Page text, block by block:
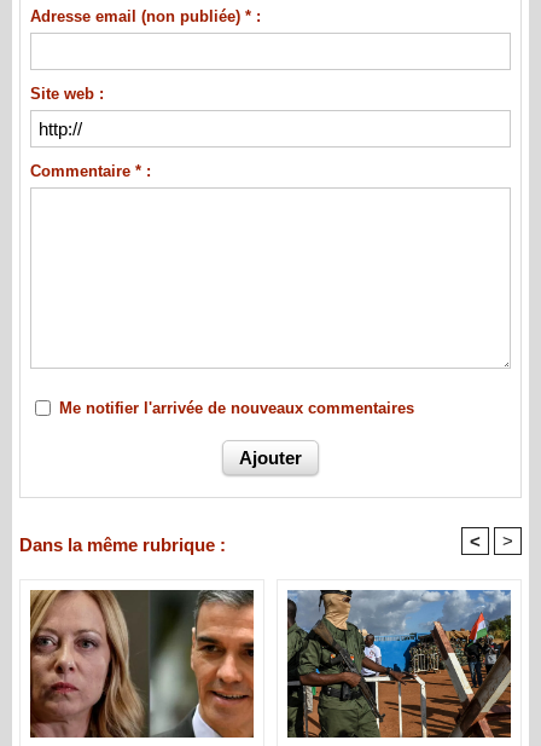
Adresse email (non publiée) * :
Site web :
Commentaire * :
Me notifier l'arrivée de nouveaux commentaires
Dans la même rubrique : < >